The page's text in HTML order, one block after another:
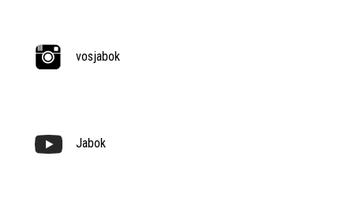
vosjabok
Jabok